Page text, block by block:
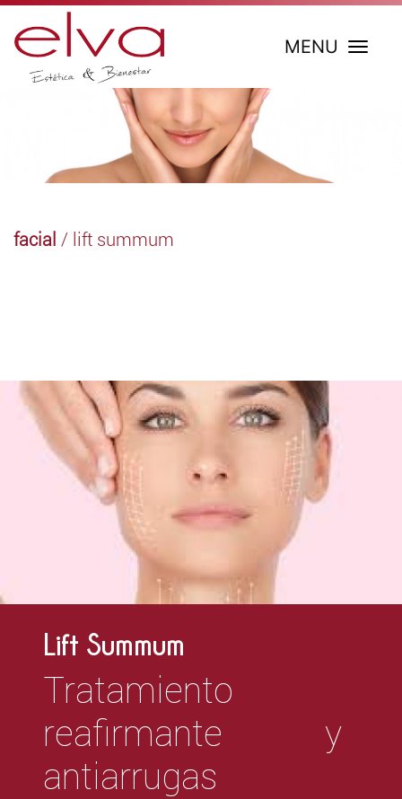
MENU
facial / lift summum
Lift Summum
Tratamiento
reafirmante y
antiarrugas